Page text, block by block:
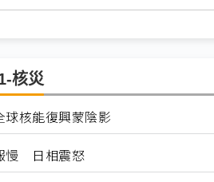
核災
核能復興蒙陰影
慢 日相震怒